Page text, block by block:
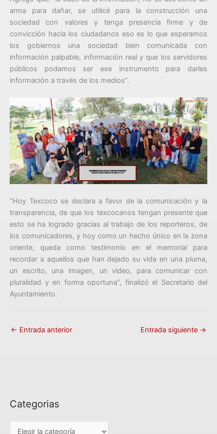
arma para dañar, se utilicé para la construcción una
sociedad con valores y tenga presencia firme y de
convicción hacia los ciudadanos eso es lo que esperamos
los gobiernos una sociedad bien comunicada con
información palpable, información real y que los servidores
públicos podamos ser ese instrumento para darles
información a través de los medios”.
“Hoy Texcoco se declara a favor de la comunicación y la
transparencia, de que los texcocanos tengan presente que
esto se ha logrado gracias al trabajo de los reporteros, de
los comunicadores, y hoy como un hecho único en la zona
oriente, queda como testimonio en el memorial para
recordar a aquellos que han dejado su vida en una pluma,
un escrito, una imagen, un video, para comunicar con
pluralidad y en forma oportuna”, finalizó el Secretario del
Ayuntamiento.
← Entrada anterior Entrada siguiente →
Categorias
C